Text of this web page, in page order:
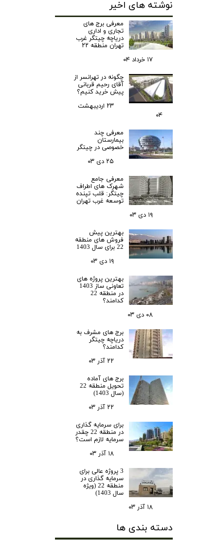
نوشته های اخیر
معرفی برج های
تجاری و اداری
دریاچه چیتگر غرب
تهران منطقه ۲۲
۱۷ خرداد ۰۴
چگونه در تهرانسر از
آقای رحیم قربانی
پیش خرید کنیم؟
۲۳ اردیبهشت
۰۴
معرفی چند
بیمارستان
خصوصی در چیتگر
۲۵ دی ۰۳
معرفی جامع
شهرک‌ های اطراف
چیتگر: قلب تپنده
توسعه غرب تهران
۱۹ دی ۰۳
بهترین پیش
فروش های منطقه
22 برای سال 1403
۱۹ دی ۰۳
بهترین پروژه های
تعاونی ساز 1403
در منطقه 22
کدامند؟
۰۸ دی ۰۳
برج های مشرف به
دریاچه چیتگر
کدامند؟
۲۲ آذر ۰۳
برج های آماده
تحویل منطقه 22
(سال 1403)
۲۲ آذر ۰۳
برای سرمایه‌ گذاری
در منطقه 22 چقدر
سرمایه لازم است؟
۱۸ آذر ۰۳
3 پروژه عالی برای
سرمایه گذاری در
منطقه 22 (ویژه
سال 1403)
۱۸ آذر ۰۳
دسته بندی ها